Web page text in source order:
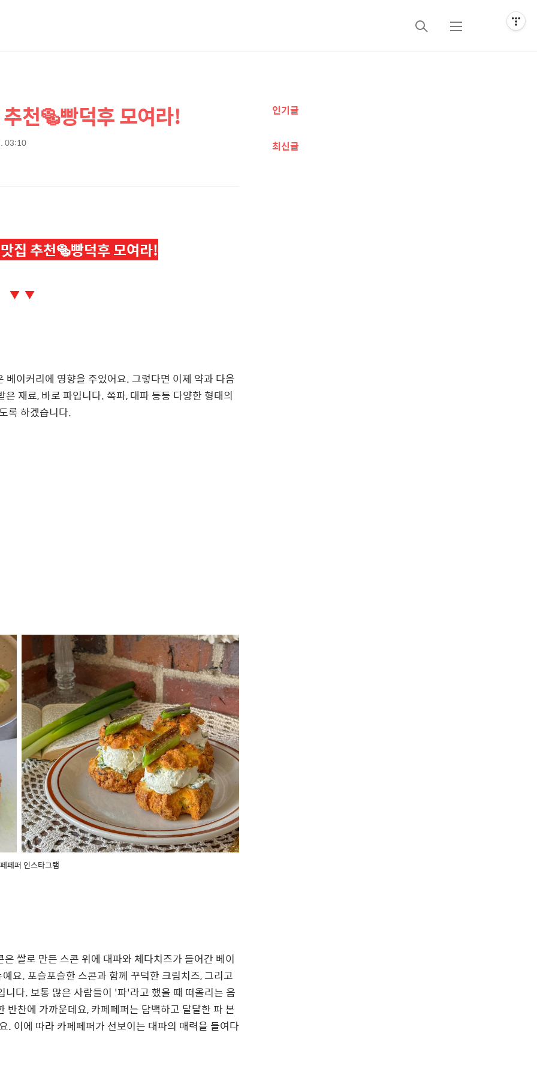
검
메
천🥯빵덕후 모여라!
03:10
집 추천🥯빵덕후 모여라!
▼ ▼
이커리에 영향을 주었어요. 그렇다면 이제 약과 다음
재료, 바로 파입니다. 쪽파, 대파 등등 다양한 형태의
록 하겠습니다.
페퍼 인스타그램
쌀로 만든 스콘 위에 대파와 체다치즈가 들어간 베이
요. 포슬포슬한 스콘과 함께 꾸덕한 크림치즈, 그리고
다. 보통 많은 사람들이 '파'라고 했을 때 떠올리는 음
반찬에 가까운데요, 카페페퍼는 담백하고 달달한 파 본
. 이에 따라 카페페퍼가 선보이는 대파의 매력을 들여다
추
정
인기글
최신글